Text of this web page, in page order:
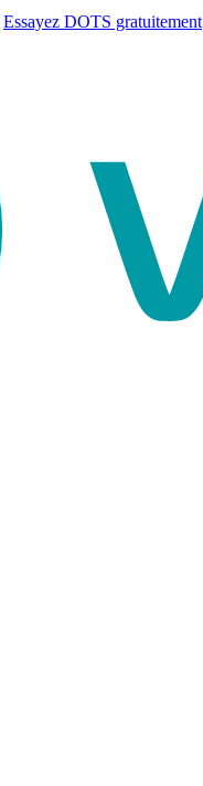
Essayez DOTS gratuitement